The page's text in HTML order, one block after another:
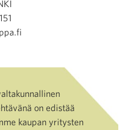
on edistää
kaupan yritysten